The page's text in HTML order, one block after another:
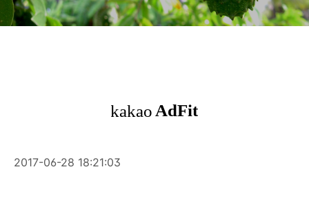
2017-06-28 18:21:03